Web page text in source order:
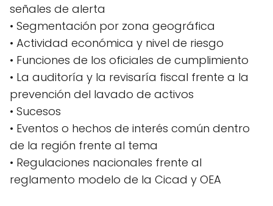
señales de alerta
• Segmentación por zona geográfica
• Actividad económica y nivel de riesgo
• Funciones de los oficiales de cumplimiento
• La auditoría y la revisaría fiscal frente a la
prevención del lavado de activos
• Sucesos
• Eventos o hechos de interés común dentro
de la región frente al tema
• Regulaciones nacionales frente al
reglamento modelo de la Cicad y OEA